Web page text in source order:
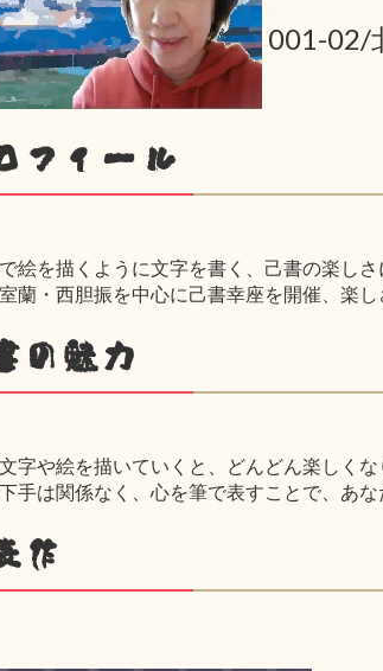
001-02/
フィール
絵を描くように文字を書く、己書の楽し
蘭・西胆振を中心に己書幸座を開催、楽し
の魅力
字や絵を描いていくと、どんどん楽しくな
下手は関係なく、心を筆で表すことで、あ
作